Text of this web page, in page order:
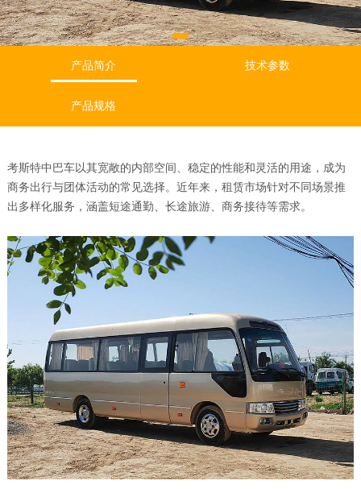
产品简介 技术参数
产品规格
考斯特中巴车以其宽敞的内部空间、稳定的性能和灵活的用途，成为
商务出行与团体活动的常见选择。近年来，租赁市场针对不同场景推
出多样化服务，涵盖短途通勤、长途旅游、商务接待等需求。